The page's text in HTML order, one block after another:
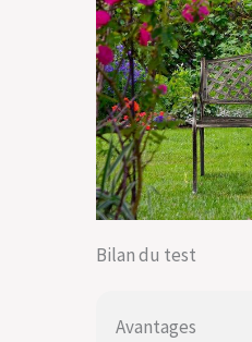
Bilan du test
Avantages